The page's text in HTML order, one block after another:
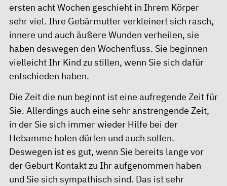
ersten acht Wochen geschieht in Ihrem Körper
sehr viel. Ihre Gebärmutter verkleinert sich rasch,
innere und auch äußere Wunden verheilen, sie
haben deswegen den Wochenfluss. Sie beginnen
vielleicht Ihr Kind zu stillen, wenn Sie sich dafür
entschieden haben.
Die Zeit die nun beginnt ist eine aufregende Zeit für
Sie. Allerdings auch eine sehr anstrengende Zeit,
in der Sie sich immer wieder Hilfe bei der
Hebamme holen dürfen und auch sollen.
Deswegen ist es gut, wenn Sie bereits lange vor
der Geburt Kontakt zu Ihr aufgenommen haben
und Sie sich sympathisch sind. Das ist sehr